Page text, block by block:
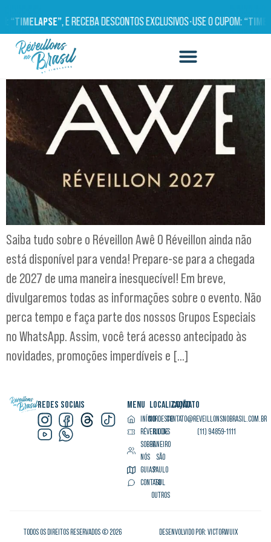
“TIMELAPSE”, E RECEBA DESCONTOS EXCLUSIVOS•USE O CUPOM:
RÉVEILLON AWÊ
Saiba tudo sobre o Réveillon Awê O Réveillon ainda não
está disponível para venda! Prepare-se para a chegada
de 2027 de uma maneira inesquecível! Em breve,
divulgaremos todas as informações sobre o evento. Não
perca tempo e faça parte dos nossos Grupos Especiais
no WhatsApp. Assim, você terá acesso antecipado às
novidades, promoções imperdíveis e […]
MENU
INÍCIO
RÉVEILLONS
SOBRE
NÓS
GUIAS
CONTATO
LOCALIZAÇÃO
NORDESTE
RIO DE
JANEIRO
SÃO
PAULO
SUL
OUTROS
CONTATO
CONTATO@REVEILLONSNOBRASIL.COM.BR
(11) 94859-1111
REDES SOCIAIS
TODOS OS DIREITOS RESERVADOS © 2026 DESENVOLVIDO POR: VICTORWUIX